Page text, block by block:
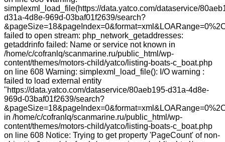
simplexml_load_file(https://data.yatco.com/dataservice/
d31a-4d8e-969d-03baf01f2639/search?
failed to open stream: php_network_getaddresses:
getaddrinfo failed: Name or service not known in
/home/c/cofranlq/scanmarine.ru/public_html/wp-
content/themes/motors-child/yatco/listing-boats-c_boat.php
on line 608 Warning: simplexml_load_file(): I/O warning :
failed to load external entity
"https://data.yatco.com/dataservice/80aeb195-d31a-4d8e-
969d-03baf01f2639/search?
in /home/c/cofranlq/scanmarine.ru/public_html/wp-
content/themes/motors-child/yatco/listing-boats-c_boat.php
on line 608 Notice: Trying to get property 'PageCount' of non-